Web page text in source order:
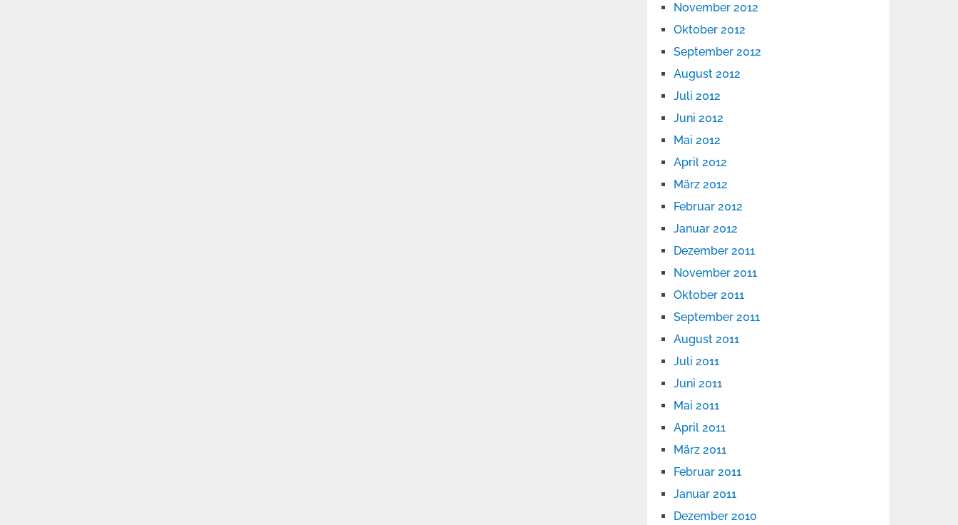
November 2012
Oktober 2012
September 2012
August 2012
Juli 2012
Juni 2012
Mai 2012
April 2012
März 2012
Februar 2012
Januar 2012
Dezember 2011
November 2011
Oktober 2011
September 2011
August 2011
Juli 2011
Juni 2011
Mai 2011
April 2011
März 2011
Februar 2011
Januar 2011
Dezember 2010